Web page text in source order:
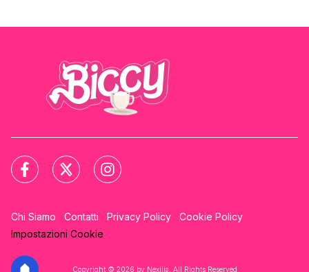
Chi Siamo Contatti Privacy Policy
Cookie Policy
Impostazioni Cookie
Copyright © 2026 by Nexilia. All Rights Reserved